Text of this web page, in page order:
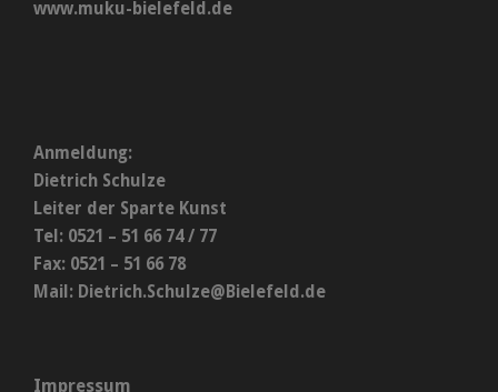
www.muku-bielefeld.de
Anmeldung:
Dietrich Schulze
Leiter der Sparte Kunst
Tel: 0521 – 51 66 74 / 77
Fax: 0521 – 51 66 78
Mail: Dietrich.Schulze@Bielefeld.de
Impressum